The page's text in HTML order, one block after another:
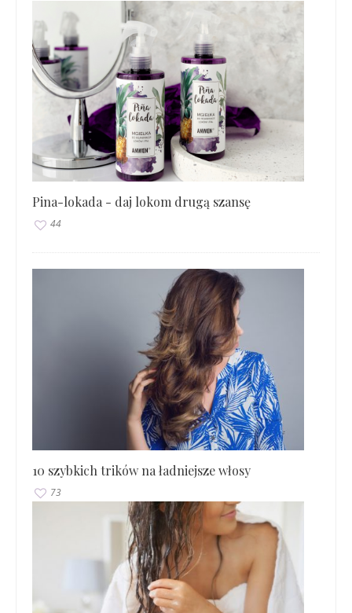
Pina-lokada - daj lokom drugą szansę
44
10 szybkich trików na ładniejsze włosy
73